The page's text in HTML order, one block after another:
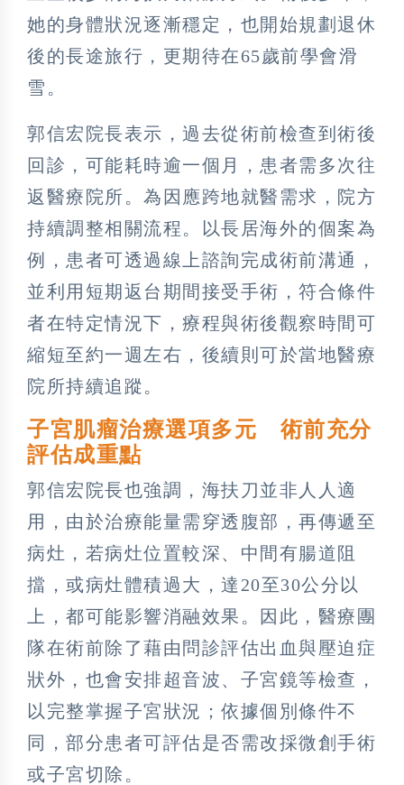
她的身體狀況逐漸穩定，也開始規劃退休
後的長途旅行，更期待在65歲前學會滑
雪。
郭信宏院長表示，過去從術前檢查到術後
回診，可能耗時逾一個月，患者需多次往
返醫療院所。為因應跨地就醫需求，院方
持續調整相關流程。以長居海外的個案為
例，患者可透過線上諮詢完成術前溝通，
並利用短期返台期間接受手術，符合條件
者在特定情況下，療程與術後觀察時間可
縮短至約一週左右，後續則可於當地醫療
院所持續追蹤。
子宮肌瘤治療選項多元 術前充分
評估成重點
郭信宏院長也強調，海扶刀並非人人適
用，由於治療能量需穿透腹部，再傳遞至
病灶，若病灶位置較深、中間有腸道阻
擋，或病灶體積過大，達20至30公分以
上，都可能影響消融效果。因此，醫療團
隊在術前除了藉由問診評估出血與壓迫症
狀外，也會安排超音波、子宮鏡等檢查，
以完整掌握子宮狀況；依據個別條件不
同，部分患者可評估是否需改採微創手術
或子宮切除。